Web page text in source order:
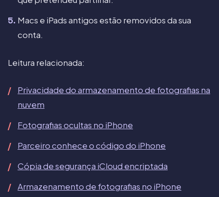
Macs e iPads antigos estão removidos da sua
conta.
Leitura relacionada:
Privacidade do armazenamento de fotografias na
nuvem
Fotografias ocultas no iPhone
Parceiro conhece o código do iPhone
Cópia de segurança iCloud encriptada
Armazenamento de fotografias no iPhone